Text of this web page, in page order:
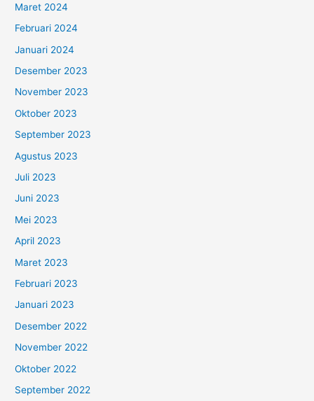
Maret 2024
Februari 2024
Januari 2024
Desember 2023
November 2023
Oktober 2023
September 2023
Agustus 2023
Juli 2023
Juni 2023
Mei 2023
April 2023
Maret 2023
Februari 2023
Januari 2023
Desember 2022
November 2022
Oktober 2022
September 2022